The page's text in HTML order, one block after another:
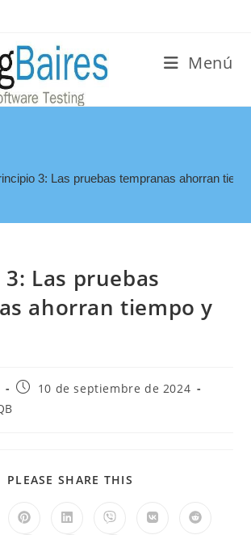
Menú
3: Las pruebas tempranas ahorran
Las pruebas
ahorran tiempo y
10 de septiembre de 2024
PLEASE SHARE THIS